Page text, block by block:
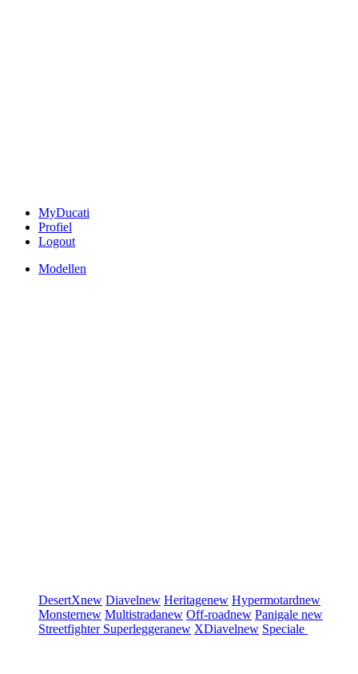
MyDucati
Profiel
Logout
Modellen
DesertXnew Diavelnew Heritagenew Hypermotardnew
Monsternew Multistradanew Off-roadnew Panigale new
Streetfighter Superleggeranew XDiavelnew Speciale